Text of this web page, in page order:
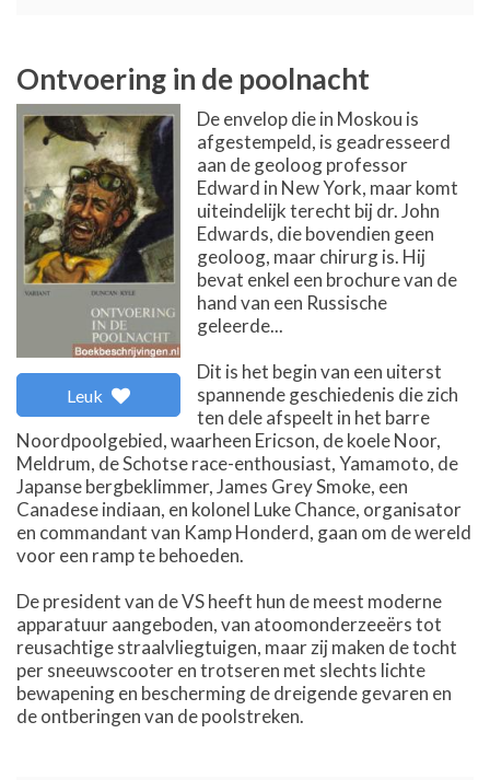
Ontvoering in de poolnacht
Leuk
De envelop die in Moskou is
afgestempeld, is geadresseerd
aan de geoloog professor
Edward in New York, maar komt
uiteindelijk terecht bij dr. John
Edwards, die bovendien geen
geoloog, maar chirurg is. Hij
bevat enkel een brochure van de
hand van een Russische
geleerde...
Dit is het begin van een uiterst
spannende geschiedenis die zich
ten dele afspeelt in het barre
Noordpoolgebied, waarheen Ericson, de koele Noor,
Meldrum, de Schotse race-enthousiast, Yamamoto, de
Japanse bergbeklimmer, James Grey Smoke, een
Canadese indiaan, en kolonel Luke Chance, organisator
en commandant van Kamp Honderd, gaan om de wereld
voor een ramp te behoeden.
De president van de VS heeft hun de meest moderne
apparatuur aangeboden, van atoomonderzeeërs tot
reusachtige straalvliegtuigen, maar zij maken de tocht
per sneeuwscooter en trotseren met slechts lichte
bewapening en bescherming de dreigende gevaren en
de ontberingen van de poolstreken.